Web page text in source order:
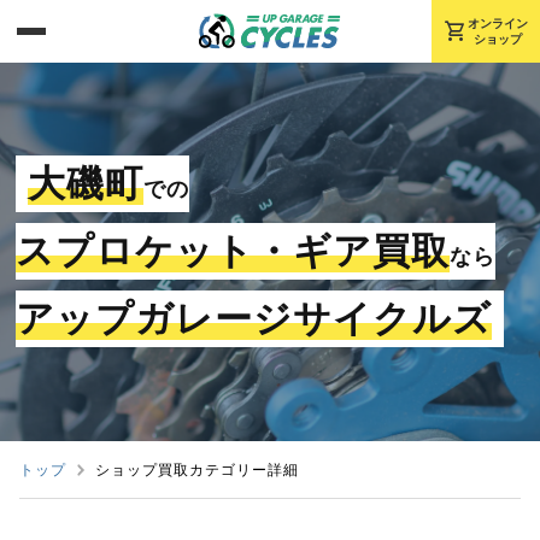
shopping_cart オンライン
ショップ
大磯町での
スプロケット・ギア買取なら
アップガレージサイクルズ
トップ ショップ買取カテゴリー詳細